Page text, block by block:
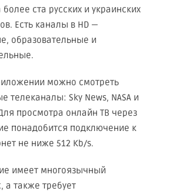
ста русских и украинских
Есть каналы в HD —
образовательные и
можно смотреть
телеканалы: Sky News, NASA и
просмотра онлайн ТВ через
понадобится подключение к
не ниже 512 Kb/s.
имеет многоязычный
а также требует